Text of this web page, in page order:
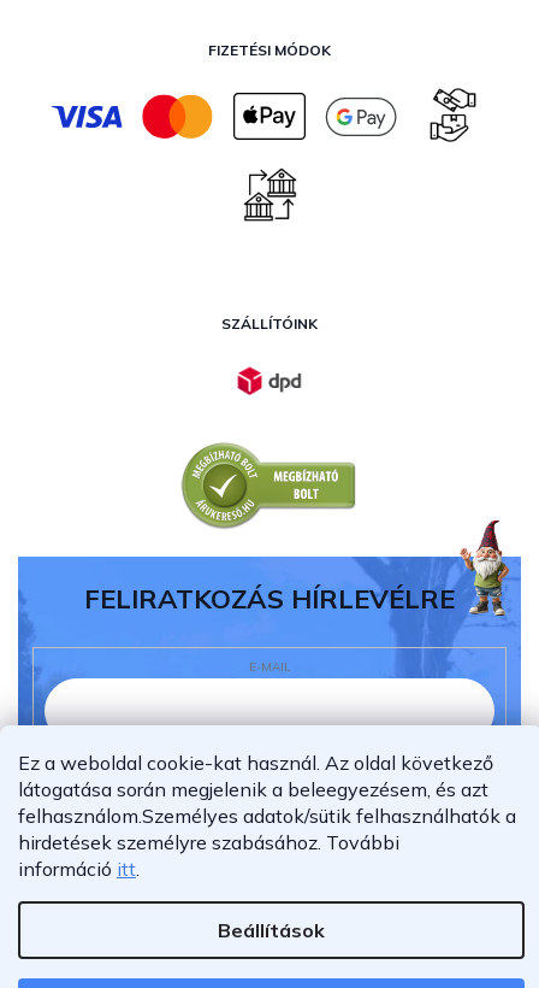
Ez a weboldal cookie-kat használ. Az oldal következő
látogatása során megjelenik a beleegyezésem, és azt
felhasználom.Személyes adatok/sütik felhasználhatók a
hirdetések személyre szabásához. További
információ itt.
Beállítások
FIZETÉSI MÓDOK
SZÁLLÍTÓINK
FELIRATKOZÁS HÍRLEVÉLRE
E-MAIL
Elolvastam és megértettem azadatvédelmi
nyilatkozatot.
Feliratkozás
Shoptet Premium készítette